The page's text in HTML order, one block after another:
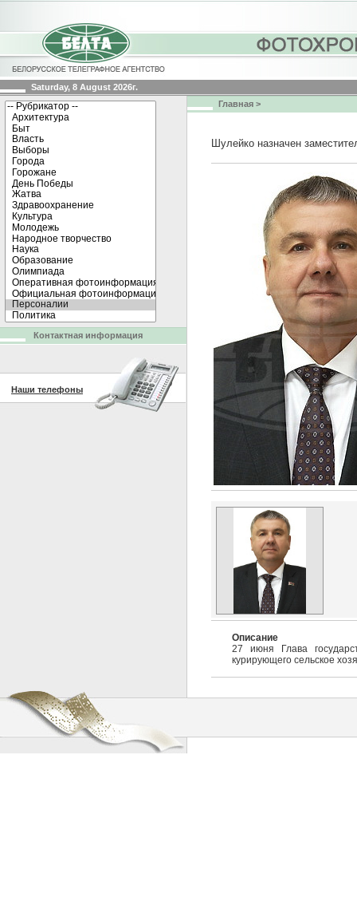
Saturday, 8 August 2026г.
Главная >
Шулейко назначен
Описание
27 июня Глава
курирующего сельское
Контактная информация
Наши телефоны